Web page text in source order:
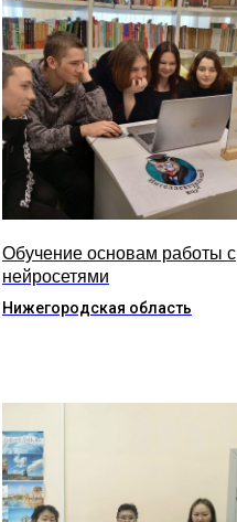
Обучение основам работы с
нейросетями
Нижегородская область